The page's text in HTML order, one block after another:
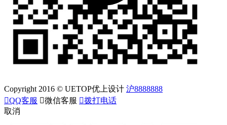
Copyright 2016 © UETOP优上设计 沪8888888
QQ客服 微信客服 拨打电话
取消